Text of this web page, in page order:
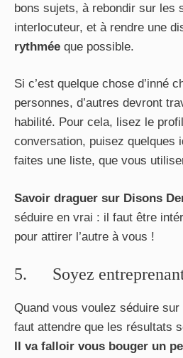
bons sujets, à rebondir sur les
interlocuteur, et à rendre une
rythmée que possible.
Si c’est quelque chose d’inné
personnes, d’autres devront
habilité. Pour cela, lisez le
conversation, puisez quelques
faites une liste, que vous
Savoir draguer sur Disons
séduire en vrai : il faut être
pour attirer l’autre à vous !
5. Soyez
Quand vous voulez séduire
faut attendre que les résultats
Il va falloir vous bouger un